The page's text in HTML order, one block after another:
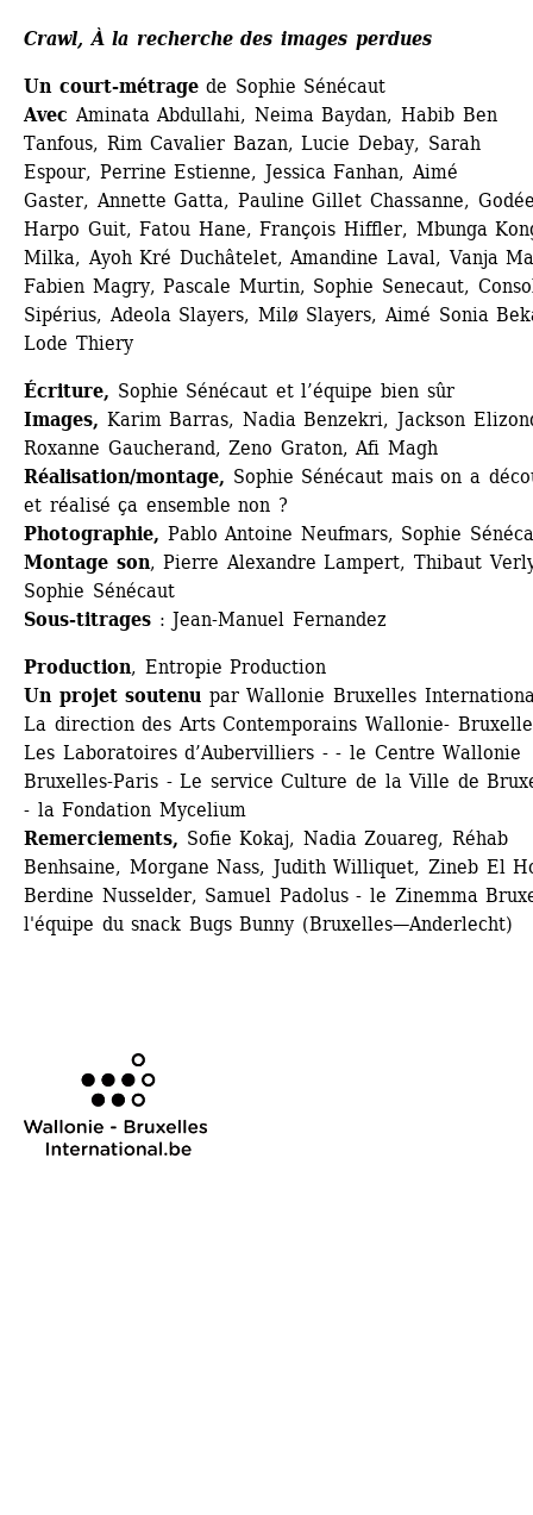
Crawl, À la recherche des images perdues
Un court-métrage de Sophie Sénécaut
Avec Aminata Abdullahi, Neima Baydan, Habib Ben
Tanfous, Rim Cavalier Bazan, Lucie Debay, Sarah
Espour, Perrine Estienne, Jessica Fanhan, Aimé
Gaster, Annette Gatta, Pauline Gillet Chassanne,
Harpo Guit, Fatou Hane, François Hiffler, Mbunga
Milka, Ayoh Kré Duchâtelet, Amandine Laval, Vanja
Fabien Magry, Pascale Murtin, Sophie Senecaut,
Sipérius, Adeola Slayers, Milø Slayers, Aimé Sonia
Lode Thiery
Écriture, Sophie Sénécaut et l’équipe bien sûr
Images, Karim Barras, Nadia Benzekri, Jackson
Roxanne Gaucherand, Zeno Graton, Afi Magh
Réalisation/montage, Sophie Sénécaut mais on a
et réalisé ça ensemble non ?
Photographie, Pablo Antoine Neufmars, Sophie
Montage son, Pierre Alexandre Lampert, Thibaut
Sophie Sénécaut
Sous-titrages : Jean-Manuel Fernandez
Production, Entropie Production
Un projet soutenu par Wallonie Bruxelles
La direction des Arts Contemporains Wallonie-
Les Laboratoires d’Aubervilliers - - le Centre Wallonie
Bruxelles-Paris - Le service Culture de la Ville de
- la Fondation Mycelium
Remerciements, Sofie Kokaj, Nadia Zouareg, Réhab
Benhsaine, Morgane Nass, Judith Williquet, Zineb El
Berdine Nusselder, Samuel Padolus - le Zinemma
l'équipe du snack Bugs Bunny (Bruxelles—Anderlecht)